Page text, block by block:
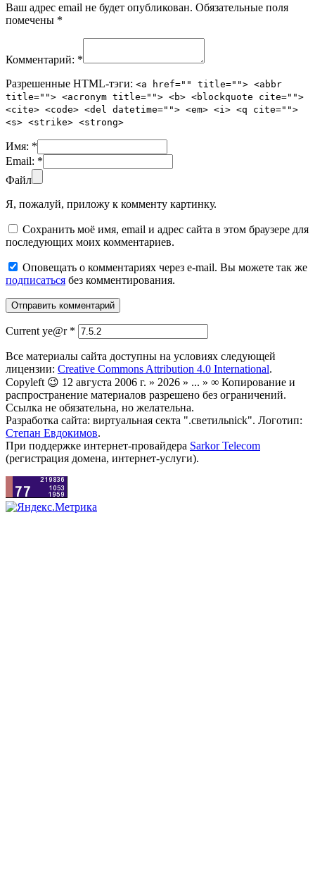
Ваш адрес email не будет опубликован. Обязательные поля
помечены *
Комментарий: *
Разрешенные HTML-тэги: <a href="" title=""> <abbr
title=""> <acronym title=""> <b> <blockquote cite="">
<cite> <code> <del datetime=""> <em> <i> <q cite="">
<s> <strike> <strong>
Имя: *
Email: *
Файл
Я, пожалуй, приложу к комменту картинку.
Сохранить моё имя, email и адрес сайта в этом браузере для
последующих моих комментариев.
Оповещать о комментариях через e-mail. Вы можете так же
подписаться без комментирования.
Current ye@r *
Все материалы сайта доступны на условиях следующей
лицензии: Creative Commons Attribution 4.0 International.
Copyleft 😉 12 августа 2006 г. » 2026 » ... » ∞ Копирование и
распространение материалов разрешено без ограничений.
Ссылка не обязательна, но желательна.
Разработка сайта: виртуальная секта ".светильnick". Логотип:
Степан Евдокимов.
При поддержке интернет-провайдера Sarkor Telecom
(регистрация домена, интернет-услуги).